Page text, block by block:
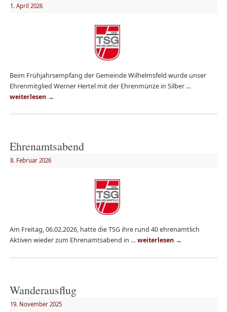
1. April 2026
Beim Frühjahrsempfang der Gemeinde Wilhelmsfeld wurde unser
Ehrenmitglied Werner Hertel mit der Ehrenmünze in Silber …
weiterlesen →
Ehrenamtsabend
8. Februar 2026
Am Freitag, 06.02.2026, hatte die TSG ihre rund 40 ehrenamtlich
Aktiven wieder zum Ehrenamtsabend in … weiterlesen →
Wanderausflug
19. November 2025